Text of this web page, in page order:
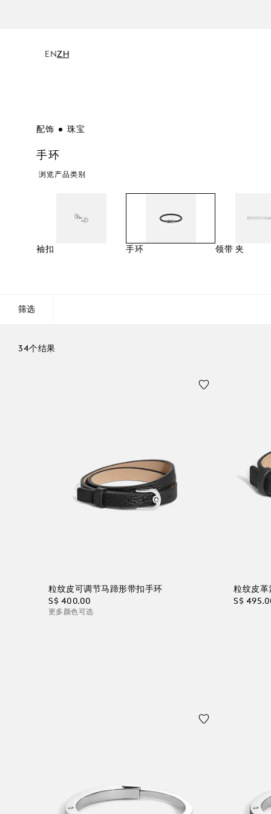
ENZH
配饰 珠宝
手环
浏览产品类别
袖扣 手环 领带 夹
筛选
34个结果
粒纹皮可调节马蹄形带扣手环
S$ 400.00
更多颜色可选
粒纹皮革
S$